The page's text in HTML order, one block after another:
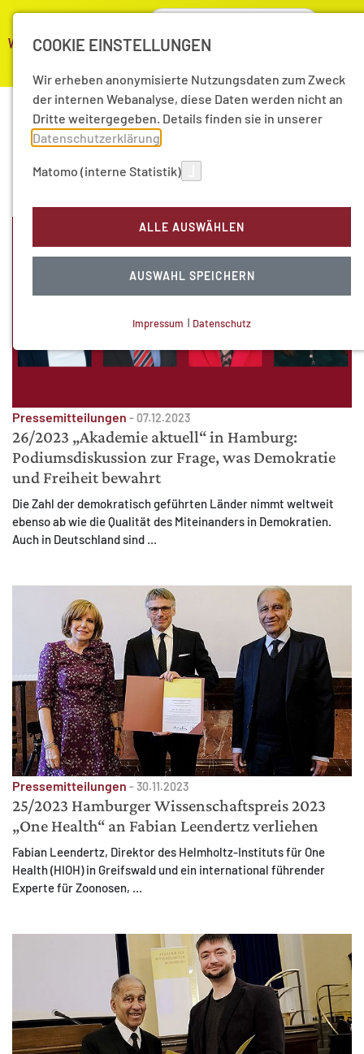
Pressemitteilungen von
2023
Pressemitteilungen - 07.12.2023
26/2023 „Akademie aktuell“ in Hamburg:
Podiumsdiskussion zur Frage, was Demokratie
und Freiheit bewahrt
Die Zahl der demokratisch geführten Länder nimmt weltweit
ebenso ab wie die Qualität des Miteinanders in Demokratien.
Auch in Deutschland sind ...
Pressemitteilungen - 30.11.2023
25/2023 Hamburger Wissenschaftspreis 2023
„One Health“ an Fabian Leendertz verliehen
Fabian Leendertz, Direktor des Helmholtz-Instituts für One
Health (HIOH) in Greifswald und ein international führender
Experte für Zoonosen, ...
COOKIE EINSTELLUNGEN
Wir erheben anonymisierte Nutzungsdaten zum Zweck
der internen Webanalyse, diese Daten werden nicht an
Dritte weitergegeben. Details finden sie in unserer
Datenschutzerklärung
Matomo (interne Statistik)
ALLE AUSWÄHLEN
AUSWAHL SPEICHERN
Technisch notwendig.
MATOMO (INTERNE STATISTIK)
Diese Informationen helfen uns zu verstehen, wie
unsere Besucher unsere Website nutzen.
Impressum | Datenschutz